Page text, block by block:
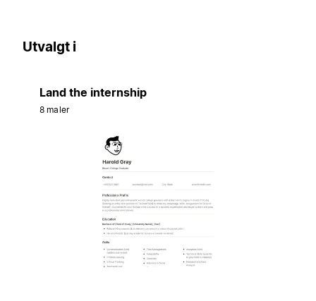
Utvalgt i
Land the internship
8 maler